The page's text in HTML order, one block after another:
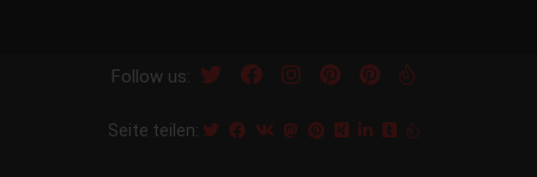
Follow us:
Seite teilen: